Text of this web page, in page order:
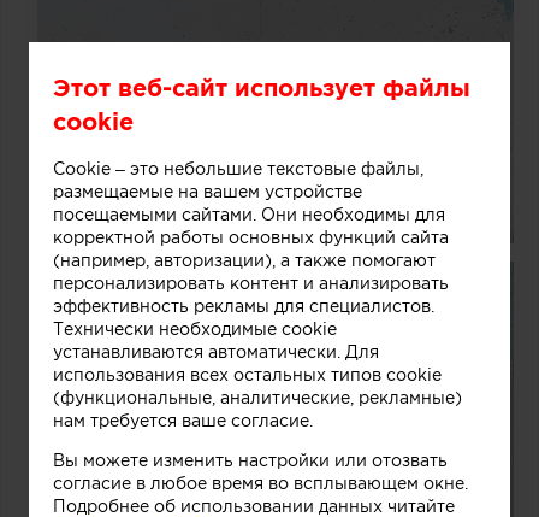
Этот веб-сайт использует файлы
cookie
Cookie – это небольшие текстовые файлы,
размещаемые на вашем устройстве
посещаемыми сайтами. Они необходимы для
корректной работы основных функций сайта
(например, авторизации), а также помогают
персонализировать контент и анализировать
эффективность рекламы для специалистов.
Технически необходимые cookie
устанавливаются автоматически. Для
использования всех остальных типов cookie
(функциональные, аналитические, рекламные)
нам требуется ваше согласие.
Вы можете изменить настройки или отозвать
согласие в любое время во всплывающем окне.
Подробнее об использовании данных читайте